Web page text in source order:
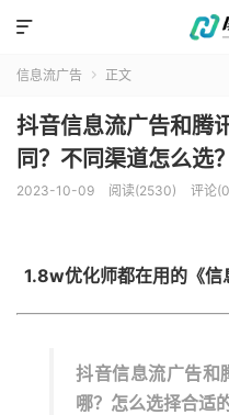

信息流广告  正文
抖音信息流广告和腾
同？不同渠道怎么选？
2023-10-09 阅读(2530) 评论
1.8w优化师都在用的《信
抖音信息流广告和
哪？怎么选择合适